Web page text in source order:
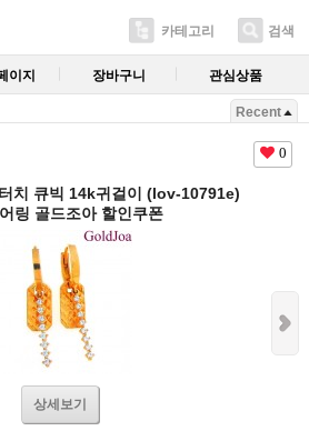
카테고리 검색
이지 장바구니 관심상품
Recent
0
치 큐빅 14k귀걸이 (lov-10791e)
링 골드조아 할인쿠폰
상세보기